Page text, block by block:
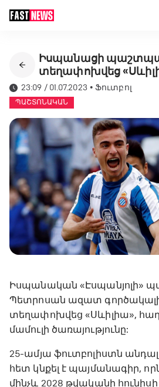
Իսպանացի
տեղափոխվեց
23:09 / 01.07.2023 •Ֆուտբոլ
ՊԱՇՏՈՆԱԿԱՆ
Իսպանական «Էսպանյոլի»
Պետրոսան ազատ
տեղափոխվեց «Սևիլիա»,
մամուլի ծառայությունը:
25-ամյա ֆուտբոլիստն
հետ կնքել է պայմանագիր, որն
մինչև 2028 թվականի հունիսի